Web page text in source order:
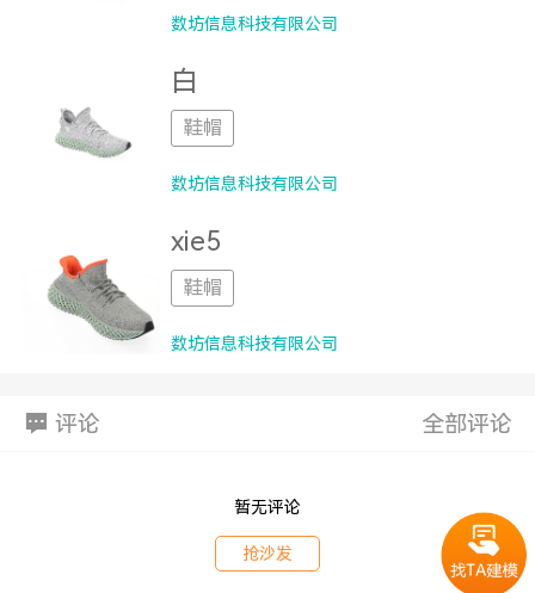
数坊信息科技有限公司
白
鞋帽
数坊信息科技有限公司
xie5
鞋帽
数坊信息科技有限公司
评论 全部评论
暂无评论
抢沙发